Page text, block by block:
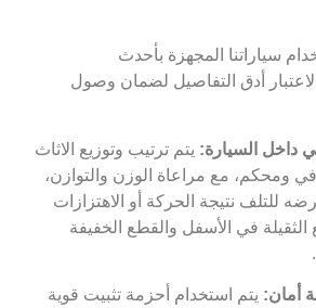
سياراتنا المجهزة بأحدث
أدق التفاصيل لضمان وصول
داخل السيارة: يتم ترتيب وتوزيع الاثاث
ومحكم، مع مراعاة الوزن والتوازن،
للتلف نتيجة الحركة أو الاهتزازات
الثقيلة في الأسفل والقطع الخفيفة
أمان: يتم استخدام أحزمة تثبيت قوية